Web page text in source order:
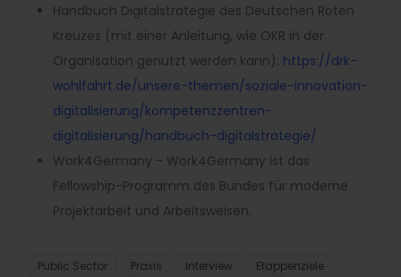
Handbuch Digitalstrategie des Deutschen Roten
Kreuzes (mit einer Anleitung, wie OKR in der
Organisation genutzt werden kann): https://drk-
wohlfahrt.de/unsere-themen/soziale-innovation-
digitalisierung/kompetenzzentren-
digitalisierung/handbuch-digitalstrategie/
Work4Germany - Work4Germany ist das
Fellowship-Programm des Bundes für moderne
Projektarbeit und Arbeitsweisen.
Public Sector Praxis Interview
Etappenziele